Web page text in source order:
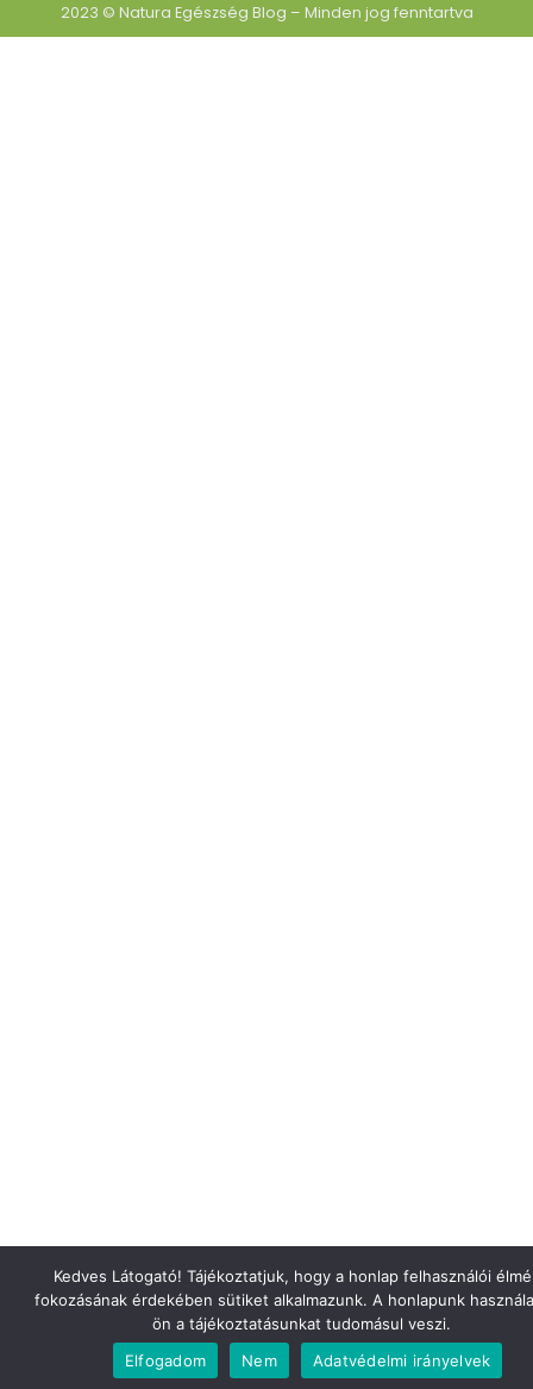
2023 © Natura Egészség Blog – Minden jog fenntartva
Kedves Látogató! Tájékoztatjuk, hogy a honlap felhasználói
fokozásának érdekében sütiket alkalmazunk. A honlapunk
ön a tájékoztatásunkat tudomásul veszi.
Elfogadom
Nem Adatvédelmi irányelvek